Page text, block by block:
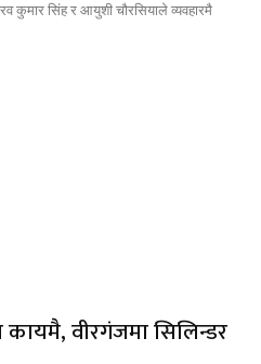
कुमार सिंह र आयुशी चौरसियाले व्यवहारमै
कायमै, वीरगंजमा सिलिन्डर